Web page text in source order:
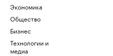
Экономика
Общество
Бизнес
Технологии и
медиа